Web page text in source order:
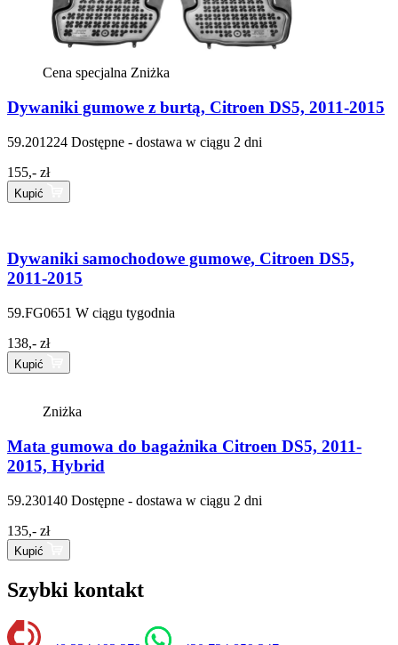
Cena specjalna Zniżka
Dywaniki gumowe z burtą, Citroen DS5, 2011-2015
59.201224 Dostępne - dostawa w ciągu 2 dni
155,- zł
Kupić
Dywaniki samochodowe gumowe, Citroen DS5,
2011-2015
59.FG0651 W ciągu tygodnia
138,- zł
Kupić
Zniżka
Mata gumowa do bagażnika Citroen DS5, 2011-
2015, Hybrid
59.230140 Dostępne - dostawa w ciągu 2 dni
135,- zł
Kupić
Szybki kontakt